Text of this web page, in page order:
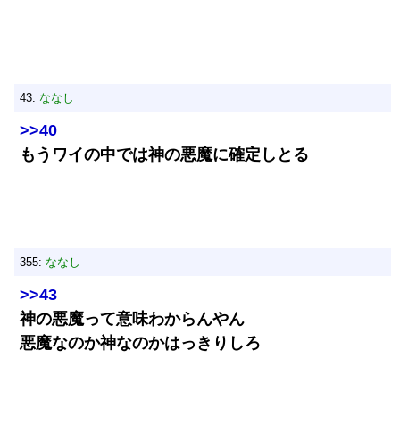
43: ななし
>>40
もうワイの中では神の悪魔に確定しとる
355: ななし
>>43
神の悪魔って意味わからんやん
悪魔なのか神なのかはっきりしろ